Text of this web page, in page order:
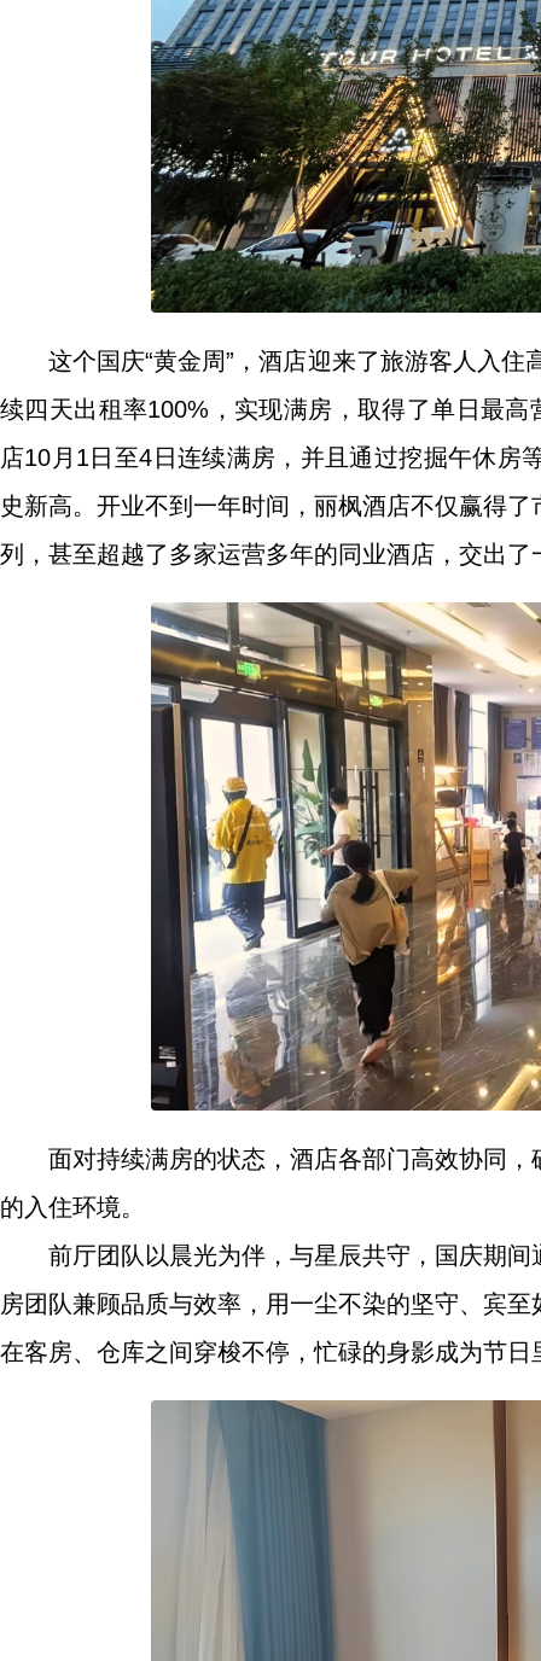
这个国庆“黄金周”，酒店迎来了旅游客人入
续四天出租率100%，实现满房，取得了单日最
店10月1日至4日连续满房，并且通过挖掘午休房
史新高。开业不到一年时间，丽枫酒店不仅赢得
列，甚至超越了多家运营多年的同业酒店，交出
面对持续满房的状态，酒店各部门高效协同
的入住环境。
前厅团队以晨光为伴，与星辰共守，国庆期
房团队兼顾品质与效率，用一尘不染的坚守、宾
在客房、仓库之间穿梭不停，忙碌的身影成为节日